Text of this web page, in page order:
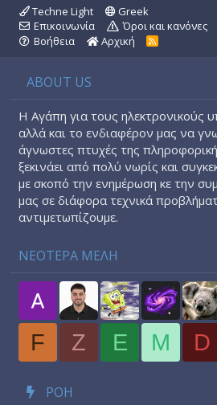
Techne Light
Greek
Επικοινωνία
Όροι και κανόνες
Βοήθεια
Αρχική
R
ABOUT US
Η Αγάπη για τους ηλεκτρονικούς
αλλά και το ενδιαφέρον μας να
άγνωστες πτυχές της
ξεκινάει από πολύ νωρίς και
με σκοπό την ενημέρωση κε την
μας σε διάφορα τεχνικά
αντιμετωπίζουμε.
ΝΕΟΤΕΡΑ ΜΕΛΗ
F
Z E M D
ΡΟΉ